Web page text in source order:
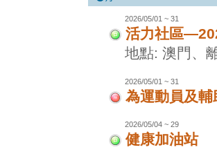
2026/05/01 ~ 31
活力社區
地點: 澳門、
2026/05/01 ~ 31
為運動員及
2026/05/04 ~ 29
健康加油站